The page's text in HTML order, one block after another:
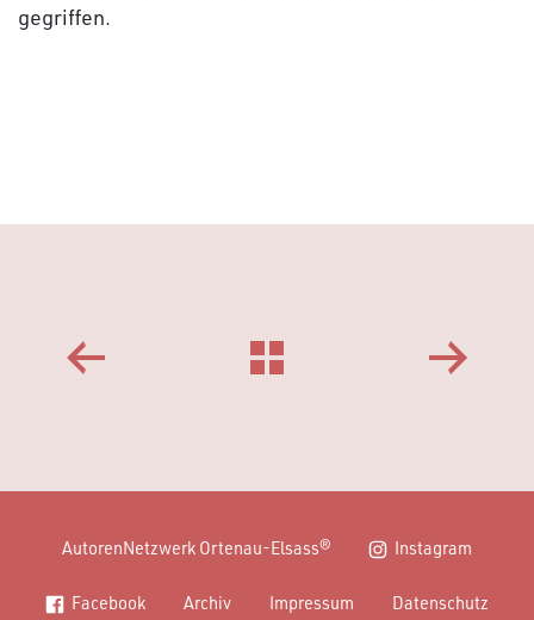
gegriffen.
AutorenNetzwerk Ortenau-Elsass® Instagram
Facebook Archiv Impressum Datenschutz